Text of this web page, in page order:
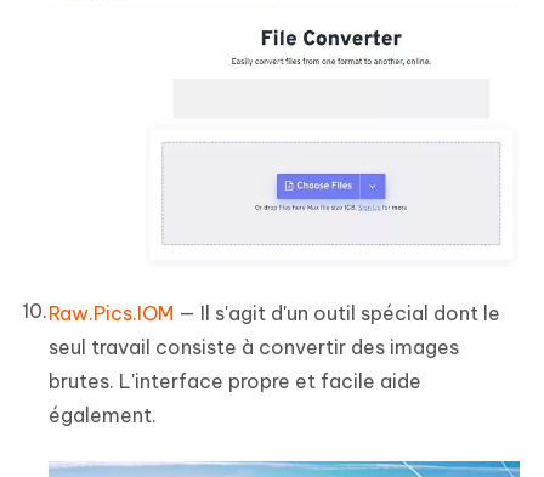
Raw.Pics.IOM — Il s'agit d'un outil spécial dont le
seul travail consiste à convertir des images
brutes. L'interface propre et facile aide
également.